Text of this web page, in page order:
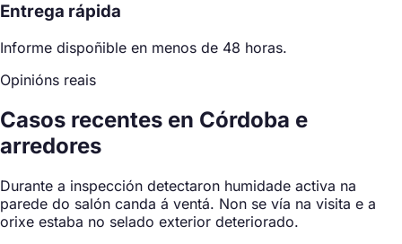
Entrega rápida
Informe dispoñible en menos de 48 horas.
Opinións reais
Casos recentes en Córdoba e
arredores
Durante a inspección detectaron humidade activa na
parede do salón canda á ventá. Non se vía na visita e a
orixe estaba no selado exterior deteriorado.